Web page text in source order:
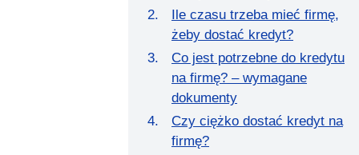
Ile czasu trzeba mieć firmę,
żeby dostać kredyt?
Co jest potrzebne do kredytu
na firmę? – wymagane
dokumenty
Czy ciężko dostać kredyt na
firmę?